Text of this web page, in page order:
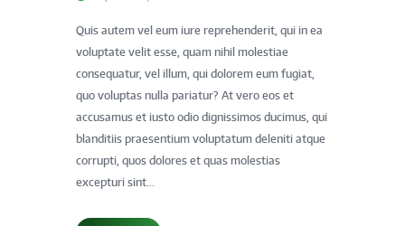
Quis autem vel eum iure reprehenderit, qui in ea
voluptate velit esse, quam nihil molestiae
consequatur, vel illum, qui dolorem eum fugiat,
quo voluptas nulla pariatur? At vero eos et
accusamus et iusto odio dignissimos ducimus, qui
blanditiis praesentium voluptatum deleniti atque
corrupti, quos dolores et quas molestias
excepturi sint...